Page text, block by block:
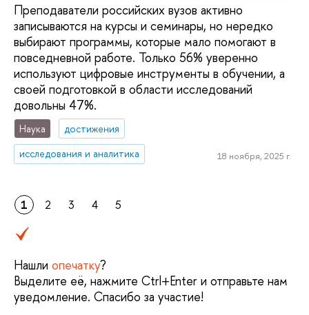
Преподаватели российских вузов активно
записываются на курсы и семинары, но нередко
выбирают программы, которые мало помогают в
повседневной работе. Только 56% уверенно
используют цифровые инструменты в обучении, а
своей подготовкой в области исследований
довольны 47%.
Наука
достижения
исследования и аналитика
18 ноября, 2025 г.
1 2 3 4 5
Нашли опечатку?
Выделите её, нажмите Ctrl+Enter и отправьте нам
уведомление. Спасибо за участие!